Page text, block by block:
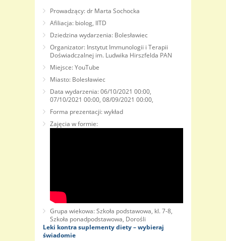
Prowadzący: dr Marta Sochocka
Afiliacja: biolog, IITD
Dziedzina wydarzenia: Bolesławiec
Organizator: Instytut Immunologii i Terapii
Doświadczalnej im. Ludwika Hirszfelda PAN
Miejsce: YouTube
Miasto: Bolesławiec
Data wydarzenia: 06/10/2021 00:00,
07/10/2021 00:00, 08/09/2021 00:00,
Forma prezentacji: wykład
Zajęcia w formie:
Grupa wiekowa: Szkoła podstawowa, kl. 7-8,
Szkoła ponadpodstawowa, Dorośli
Leki kontra suplementy diety – wybieraj
świadomie